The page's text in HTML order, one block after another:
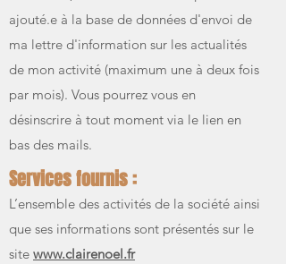
ajouté.e à la base de données d'envoi de
ma lettre d'information sur les actualités
de mon activité (maximum une à deux fois
par mois). Vous pourrez vous en
désinscrire à tout moment via le lien en
bas des mails.
Services fournis :
L’ensemble des activités de la société ainsi
que ses informations sont présentés sur le
site www.clairenoel.fr